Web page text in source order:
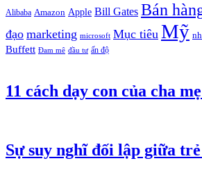
Alibaba Amazon Apple Bill Gates Bán
đạo marketing microsoft Mục tiêu Mỹ
Buffett Đam mê đầu tư ấn độ
11 cách dạy con của cha
Sự suy nghĩ đối lập giữa